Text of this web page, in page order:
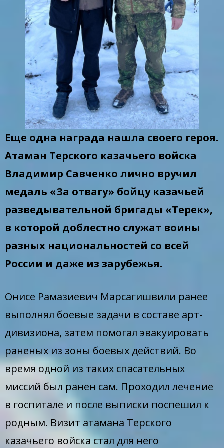
Еще одна награда нашла своего героя.
Атаман Терского казачьего войска
Владимир Савченко лично вручил
медаль «За отвагу» бойцу казачьей
разведывательной бригады «Терек»,
в которой доблестно служат воины
разных национальностей со всей
России и даже из зарубежья.
Онисе Рамазиевич Марсагишвили ранее
выполнял боевые задачи в составе арт-
дивизиона, затем помогал эвакуировать
раненых из зоны боевых действий. Во
время одной из таких спасательных
миссий был ранен сам. Проходил лечение
в госпитале и после выписки поспешил к
родным. Визит атамана Терского
казачьего войска стал для него